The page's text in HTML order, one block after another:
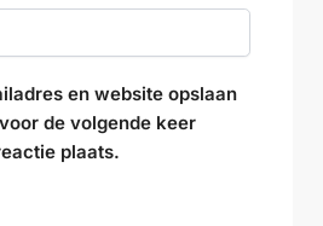
en website opslaan
de volgende keer
plaats.